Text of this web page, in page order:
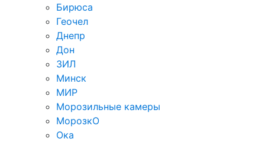
Бирюса
Геочел
Днепр
Дон
ЗИЛ
Минск
МИР
Морозильные камеры
МорозкО
Ока